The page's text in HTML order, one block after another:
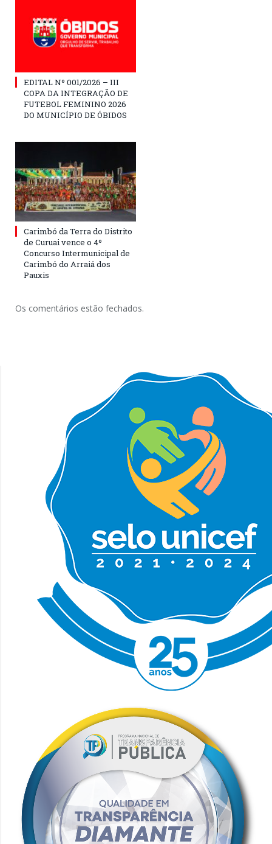
EDITAL Nº 001/2026 – III
COPA DA INTEGRAÇÃO DE
FUTEBOL FEMININO 2026
DO MUNICÍPIO DE ÓBIDOS
Carimbó da Terra do Distrito
de Curuai vence o 4º
Concurso Intermunicipal de
Carimbó do Arraiá dos
Pauxis
Os comentários estão fechados.